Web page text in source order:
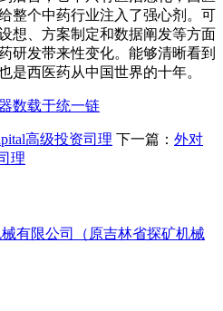
整个中药行业注入了强心剂。可
想、方案制定和数据阐发等方面
研发带来性变化。能够清晰看到
是西医药从中国世界的十年。
数载于统一链
高级投资司理 下一篇： 外对
理
有限公司（原吉林省探矿机械